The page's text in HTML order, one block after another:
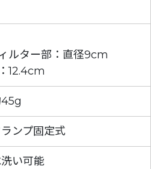
ルター部：直径9cm
12.4cm
45g
ンプ固定式
い可能